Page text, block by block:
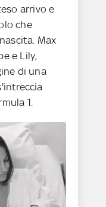
arrivo e
che
Max
e Lily,
di una
1.